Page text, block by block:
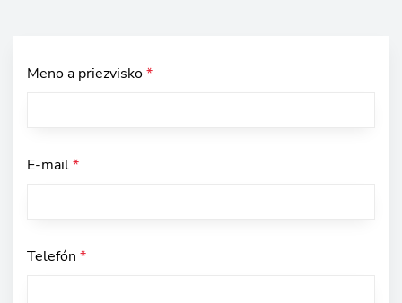
Meno a priezvisko*
E-mail*
Telefón *